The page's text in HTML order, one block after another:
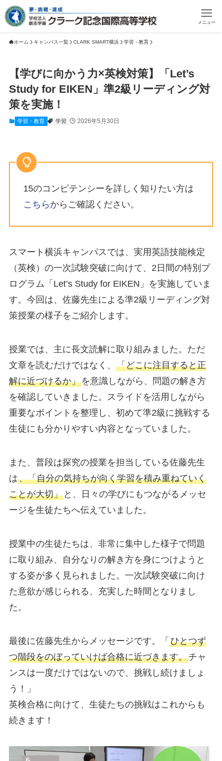
メニュー
ホーム キャンパス一覧 CLARK SMART横浜 学習・教育
【学びに向かう力×英検対策】「Let’s
Study for EIKEN」準2級リーディング対
策を実施！
学習・教育 学習 2026年5月30日
15のコンピテンシーを詳しく知りたい方は
こちら からご確認ください。
スマート横浜キャンパスでは、実用英語技能検定
（英検）の一次試験突破に向けて、2日間の特別プ
ログラム「Let’s Study for EIKEN」を実施していま
す。今回は、佐藤先生による準2級リーディング対
策授業の様子をご紹介します。
授業では、主に長文読解に取り組みました。ただ
文章を読むだけではなく、 「どこに注目すると正
解に近づけるか」を意識しながら、問題の解き方
を確認していきました。スライドを活用しながら
重要なポイントを整理し、初めて準2級に挑戦する
生徒にも分かりやすい内容となっていました。
また、普段は探究の授業を担当している佐藤先生
は、「自分の気持ちが向く学習を積み重ねていく
ことが大切」と、日々の学びにもつながるメッセ
ージを生徒たちへ伝えていました。
授業中の生徒たちは、非常に集中した様子で問題
に取り組み、自分なりの解き方を身につけようと
する姿が多く見られました。一次試験突破に向け
た意欲が感じられる、充実した時間となりまし
た。
最後に佐藤先生からメッセージです。「 ひとつず
つ階段をのぼっていけば合格に近づきます。チャ
ンスは一度だけではないので、挑戦し続けましょ
う！」
英検合格に向けて、生徒たちの挑戦はこれからも
続きます！